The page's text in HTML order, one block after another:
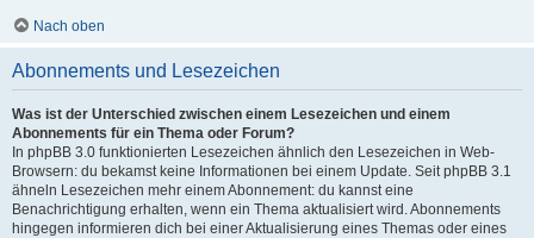
Nach oben
Abonnements und Lesezeichen
Was ist der Unterschied zwischen einem Lesezeichen und einem
Abonnements für ein Thema oder Forum?
In phpBB 3.0 funktionierten Lesezeichen ähnlich den Lesezeichen in Web-
Browsern: du bekamst keine Informationen bei einem Update. Seit phpBB 3.1
ähneln Lesezeichen mehr einem Abonnement: du kannst eine
Benachrichtigung erhalten, wenn ein Thema aktualisiert wird. Abonnements
hingegen informieren dich bei einer Aktualisierung eines Themas oder eines